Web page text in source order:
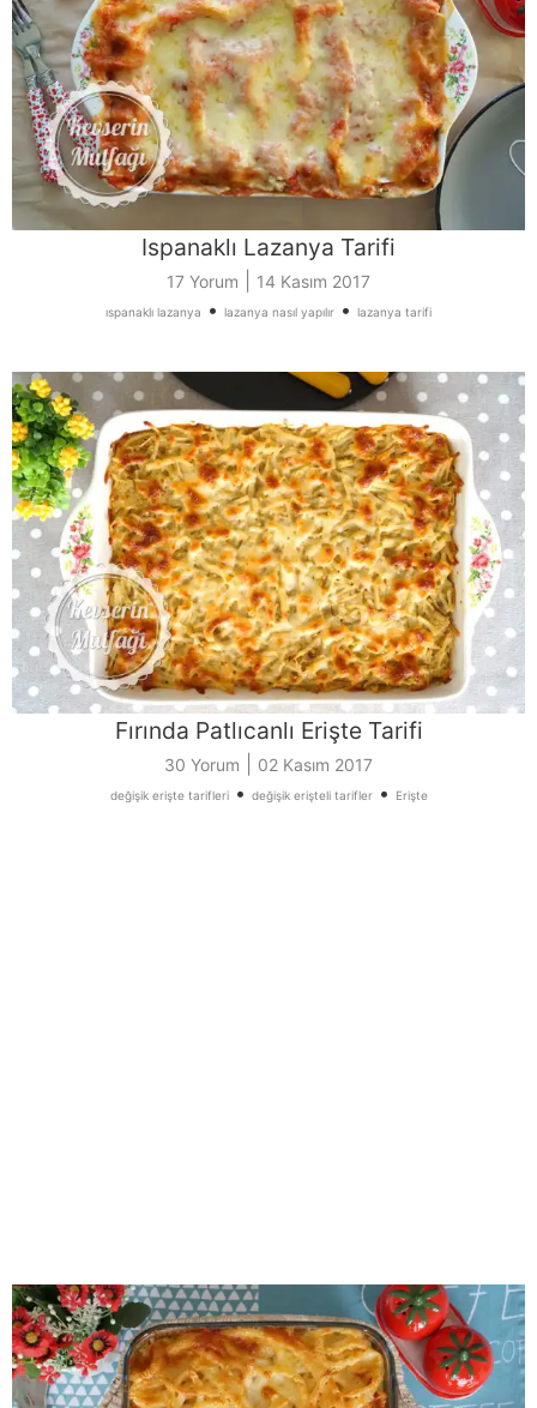
Ispanaklı Lazanya Tarifi
17 Yorum 14 Kasım 2017
ıspanaklı lazanya • lazanya nasıl yapılır • lazanya tarifi
Fırında Patlıcanlı Erişte Tarifi
30 Yorum 02 Kasım 2017
değişik erişte tarifleri• değişik erişteli tarifler• Erişte